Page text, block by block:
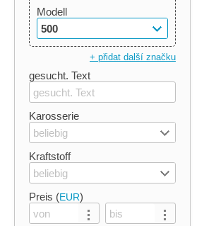
Modell
500
+ přidat další značku
gesucht. Text
Karosserie
beliebig
Kraftstoff
beliebig
Preis (EUR)